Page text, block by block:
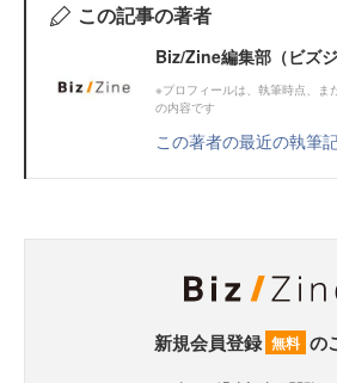
この記事の著者
Biz/Zine編集部（ビズ
※プロフィールは、執筆時点、ま
の内容です
この著者の最近の執筆
新規会員登録 無料 の